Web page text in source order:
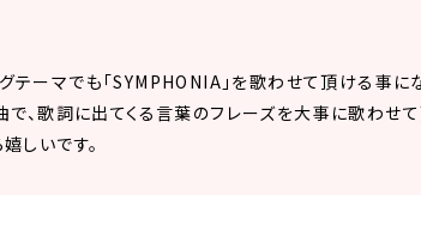
ーマでも「SYMPHONIA」を歌わせて頂ける事に
歌詞に出てくる言葉のフレーズを大事に歌わせて
しいです。